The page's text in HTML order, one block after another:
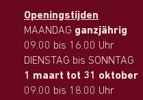
Openingstijden
MAANDAG ganzjährig
09.00 bis 16.00 Uhr
DIENSTAG bis SONNTAG
1 maart tot 31 oktober
09.00 bis 18.00 Uhr